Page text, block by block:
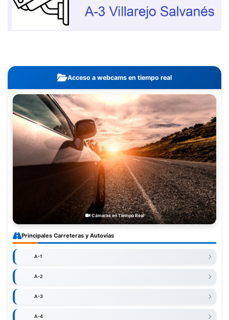
Acceso a webcams en tiempo real
Cámaras en Tiempo Real
Principales Carreteras y Autovías
A-1
A-2
A-3
A-4